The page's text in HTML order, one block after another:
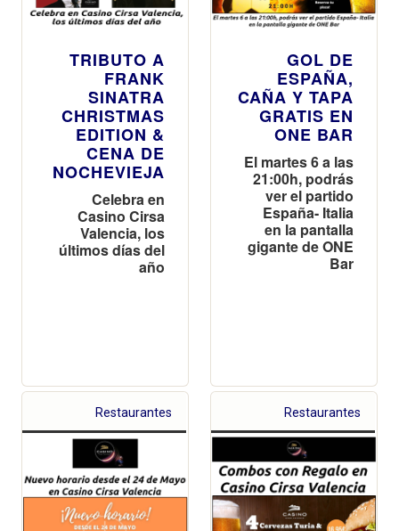
TRIBUTO A
FRANK
SINATRA
CHRISTMAS
EDITION &
CENA DE
NOCHEVIEJA
Celebra en
Casino Cirsa
Valencia, los
últimos días del
año
GOL DE
ESPAÑA,
CAÑA Y TAPA
GRATIS EN
ONE BAR
El martes 6 a las
21:00h, podrás
ver el partido
España- Italia
en la pantalla
gigante de ONE
Bar
Restaurantes Restaurantes